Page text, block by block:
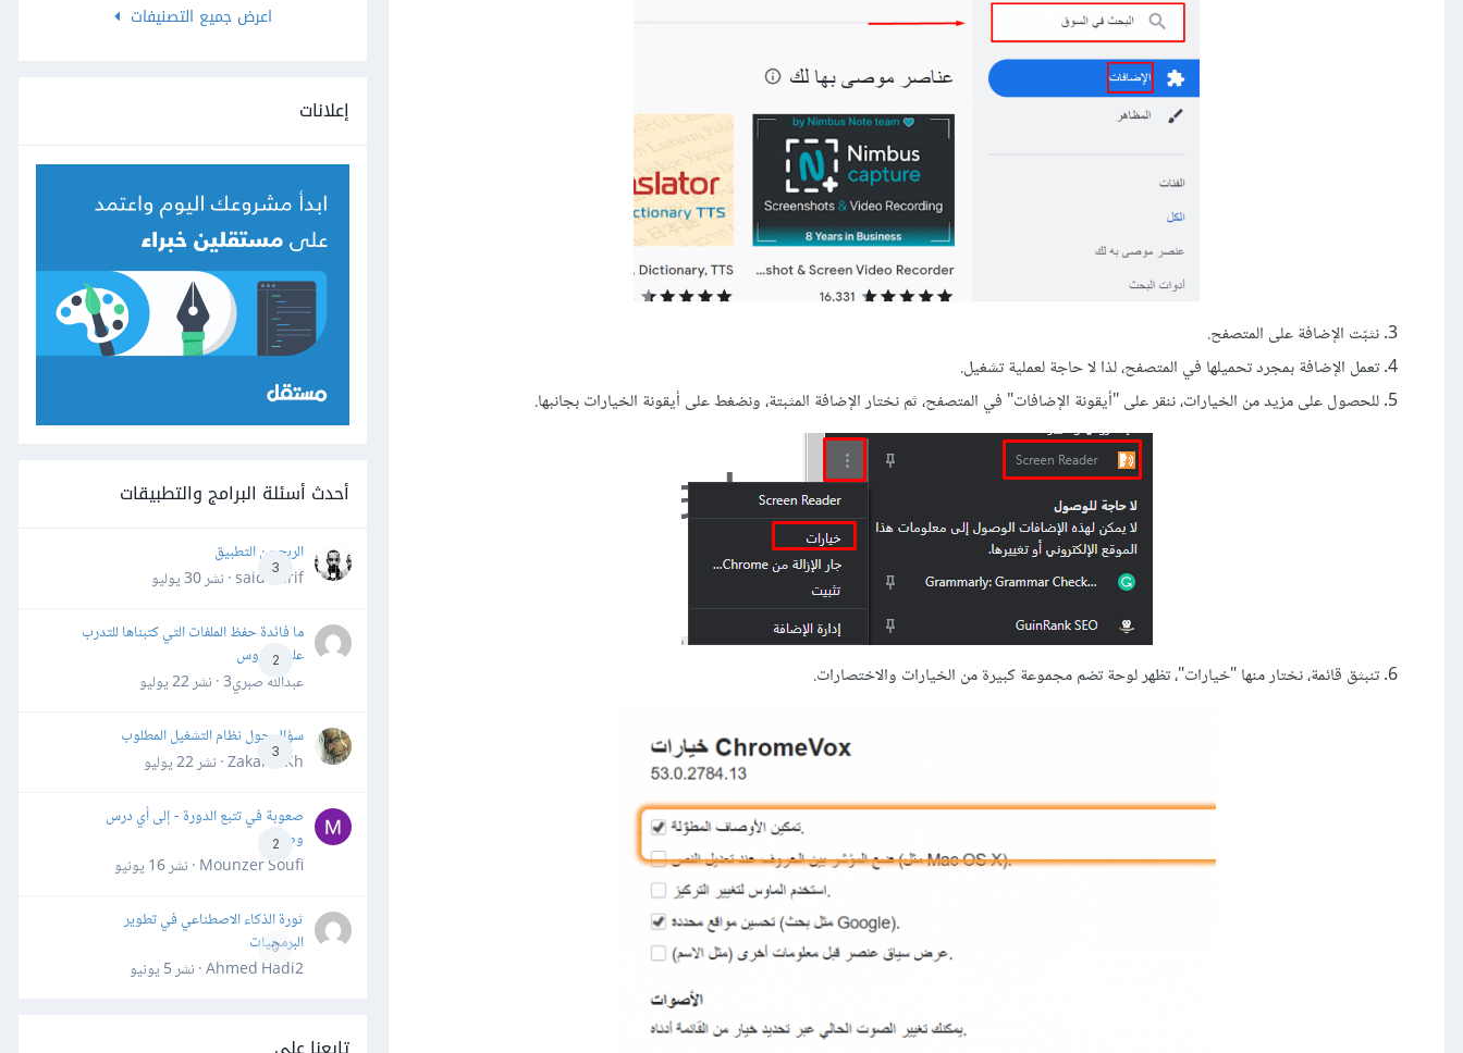
نثبّت الإضافة على المتصفح.
تعمل الإضافة بمجرد تحميلها في المتصفح، لذا لا حاجة لعملية تشغيل.
للحصول على مزيد من الخيارات، ننقر على "أيقونة الإضافات" في المتصفح، ثم نختار الإضافة المثبتة، ونضغط على أيقونة الخيارات بجانبها.
تنبثق قائمة، نختار منها "خيارات"، تظهر لوحة تضم مجموعة كبيرة من الخيارات والاختصارات.
اعرض جميع التصنيفات
إعلانات
أحدث أسئلة البرامج والتطبيقات
3
الربح من التطبيق
said darif · نشر
30 يوليو
2
ما فائدة حفظ الملفات التي كتبناها للتدرب
على الدروس
عبدالله صبري3 · نشر
22 يوليو
3
سؤال حول نظام التشغيل المطلوب
Zakaria Kh · نشر
22 يوليو
2
صعوبة في تتبع الدورة - إلى أي درس
وصلت؟
Mounzer Soufi · نشر
16 يونيو
0
ثورة الذكاء الاصطناعي في تطوير
البرمجيات
Ahmed Hadi2 · نشر
5 يونيو